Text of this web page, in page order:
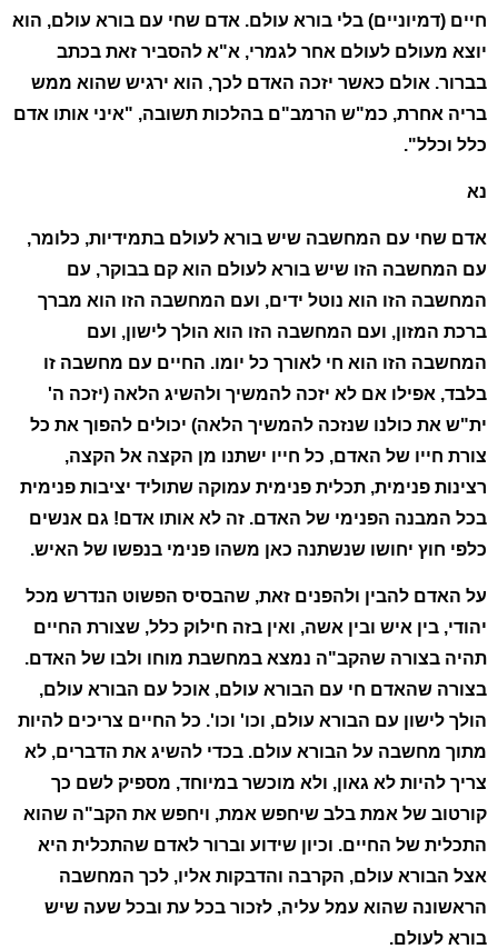
חיים (דמיוניים) בלי בורא עולם. אדם שחי עם בורא עולם, הוא
יוצא מעולם לעולם אחר לגמרי, א"א להסביר זאת בכתב
בברור. אולם כאשר יזכה האדם לכך, הוא ירגיש שהוא ממש
בריה אחרת, כמ"ש הרמב"ם בהלכות תשובה, "איני אותו אדם
כלל וכלל".
נא
אדם שחי עם המחשבה שיש בורא לעולם בתמידיות, כלומר,
עם המחשבה הזו שיש בורא לעולם הוא קם בבוקר, עם
המחשבה הזו הוא נוטל ידים, ועם המחשבה הזו הוא מברך
ברכת המזון, ועם המחשבה הזו הוא הולך לישון, ועם
המחשבה הזו הוא חי לאורך כל יומו. החיים עם מחשבה זו
בלבד, אפילו אם לא יזכה להמשיך ולהשיג הלאה (יזכה ה'
ית"ש את כולנו שנזכה להמשיך הלאה) יכולים להפוך את כל
צורת חייו של האדם, כל חייו ישתנו מן הקצה אל הקצה,
רצינות פנימית, תכלית פנימית עמוקה שתוליד יציבות פנימית
בכל המבנה הפנימי של האדם. זה לא אותו אדם! גם אנשים
כלפי חוץ יחושו שנשתנה כאן משהו פנימי בנפשו של האיש.
על האדם להבין ולהפנים זאת, שהבסיס הפשוט הנדרש מכל
יהודי, בין איש ובין אשה, ואין בזה חילוק כלל, שצורת החיים
תהיה בצורה שהקב"ה נמצא במחשבת מוחו ולבו של האדם.
בצורה שהאדם חי עם הבורא עולם, אוכל עם הבורא עולם,
הולך לישון עם הבורא עולם, וכו' וכו'. כל החיים צריכים להיות
מתוך מחשבה על הבורא עולם. בכדי להשיג את הדברים, לא
צריך להיות לא גאון, ולא מוכשר במיוחד, מספיק לשם כך
קורטוב של אמת בלב שיחפש אמת, ויחפש את הקב"ה שהוא
התכלית של החיים. וכיון שידוע וברור לאדם שהתכלית היא
אצל הבורא עולם, הקרבה והדבקות אליו, לכך המחשבה
הראשונה שהוא עמל עליה, לזכור בכל עת ובכל שעה שיש
בורא לעולם.